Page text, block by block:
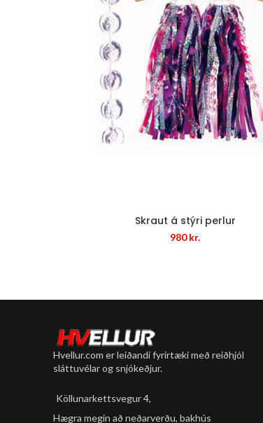
Skraut á stýri perlur
980kr.
Hvellur.com er leiðandi fyrirtæki með reiðhjól
sláttuvélar og snjókeðjur.
Köllunarkettsvegur 4,
Hægra megin að neðarverðu, bakhús